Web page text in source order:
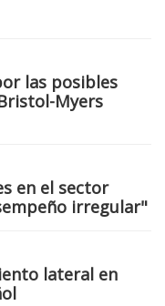
las posibles
Myers
en el sector
irregular"
lateral en